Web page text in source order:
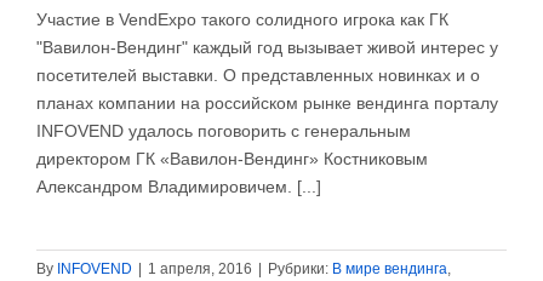
Участие в VendExpo такого солидного игрока как ГК
"Вавилон-Вендинг" каждый год вызывает живой интерес у
посетителей выставки. О представленных новинках и о
планах компании на российском рынке вендинга порталу
INFOVEND удалось поговорить с генеральным
директором ГК «Вавилон-Вендинг» Костниковым
Александром Владимировичем. [...]
By INFOVEND 1 апреля, 2016 Рубрики: В мире вендинга,